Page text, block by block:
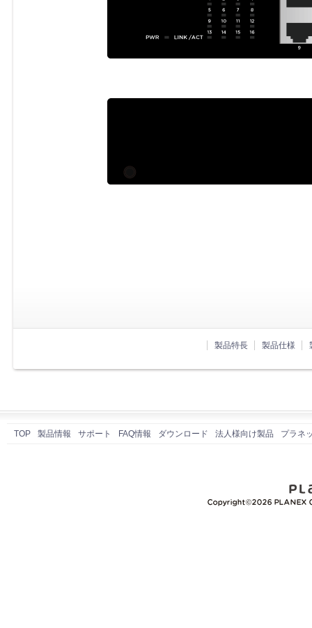
製品特長 製品仕様
TOP 製品情報 サポート FAQ情報 ダウンロード 法人様向け製品 プラネ